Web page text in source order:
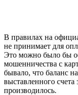
В правилах на
не принимает для
Это можно было бы
мошенничества с
бывало, что баланс
выставленного
производилось.